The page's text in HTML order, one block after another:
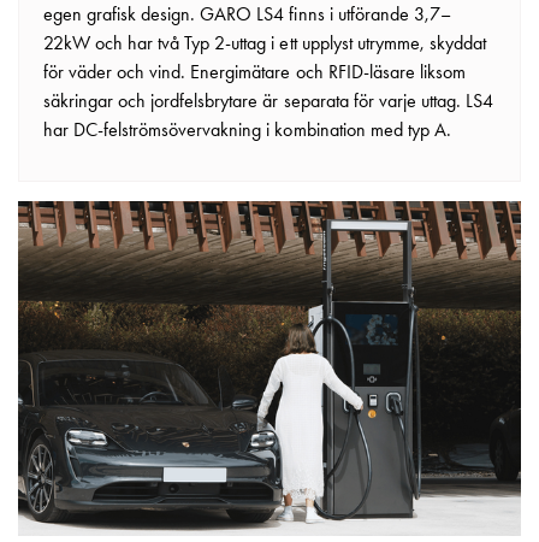
egen grafisk design. GARO LS4 finns i utförande 3,7–
22kW och har två Typ 2-uttag i ett upplyst utrymme, skyddat
för väder och vind. Energimätare och RFID-läsare liksom
säkringar och jordfelsbrytare är separata för varje uttag. LS4
har DC-felströmsövervakning i kombination med typ A.